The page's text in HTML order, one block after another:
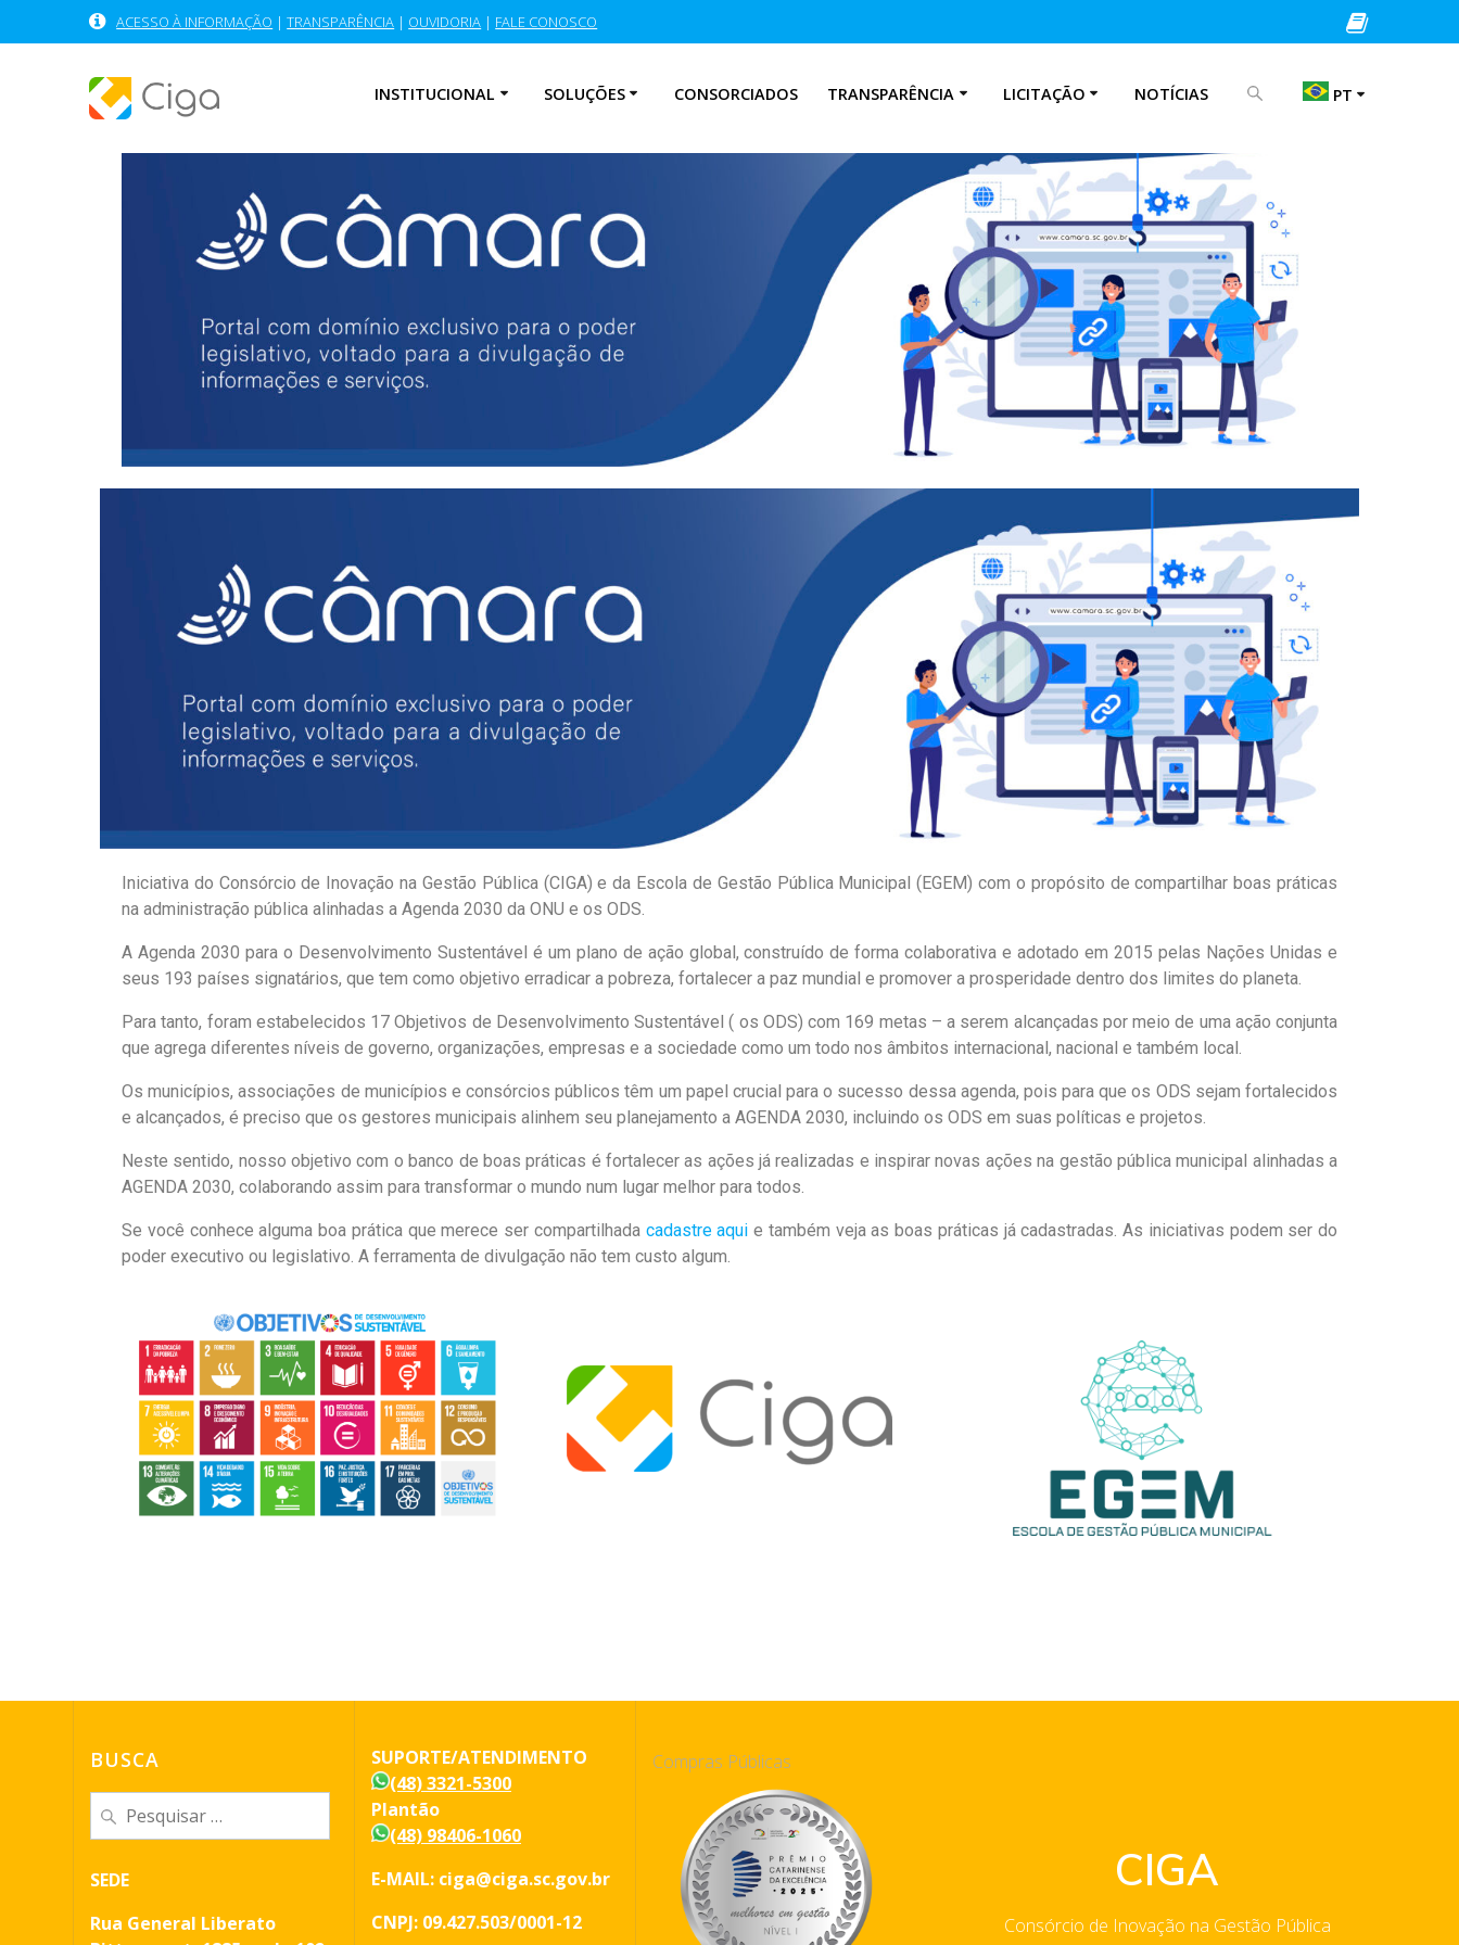
ACESSO À INFORMAÇÃO |TRANSPARÊNCIA | OUVIDORIA | FALE CONOSCO
INSTITUCIONAL SOLUÇÕES CONSORCIADOS TRANSPARÊNCIA LICITAÇÃO NOTÍCIAS PT
Iniciativa do Consórcio de Inovação na Gestão Pública (CIGA) e da Escola de Gestão Pública Municipal (EGEM) com o propósito de compartilhar boas práticas
na administração pública alinhadas a Agenda 2030 da ONU e os ODS.
A Agenda 2030 para o Desenvolvimento Sustentável é um plano de ação global, construído de forma colaborativa e adotado em 2015 pelas Nações Unidas e
seus 193 países signatários, que tem como objetivo erradicar a pobreza, fortalecer a paz mundial e promover a prosperidade dentro dos limites do planeta.
Para tanto, foram estabelecidos 17 Objetivos de Desenvolvimento Sustentável ( os ODS) com 169 metas – a serem alcançadas por meio de uma ação conjunta
que agrega diferentes níveis de governo, organizações, empresas e a sociedade como um todo nos âmbitos internacional, nacional e também local.
Os municípios, associações de municípios e consórcios públicos têm um papel crucial para o sucesso dessa agenda, pois para que os ODS sejam fortalecidos
e alcançados, é preciso que os gestores municipais alinhem seu planejamento a AGENDA 2030, incluindo os ODS em suas políticas e projetos.
Neste sentido, nosso objetivo com o banco de boas práticas é fortalecer as ações já realizadas e inspirar novas ações na gestão pública municipal alinhadas a
AGENDA 2030, colaborando assim para transformar o mundo num lugar melhor para todos.
Se você conhece alguma boa prática que merece ser compartilhada cadastre aqui e também veja as boas práticas já cadastradas. As iniciativas podem ser do
poder executivo ou legislativo. A ferramenta de divulgação não tem custo algum.
BUSCA
SEDE
Rua General Liberato
SUPORTE/ATENDIMENTO
(48) 3321-5300
Plantão
(48) 98406-1060
E-MAIL: ciga@ciga.sc.gov.br
CNPJ: 09.427.503/0001-12
Compras Públicas
CIGA
Consórcio de Inovação na Gestão Pública